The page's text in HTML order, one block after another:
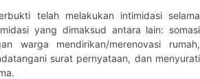
telah melakukan intimidasi selama
yang dimaksud antara lain: somasi
warga mendirikan/merenovasi rumah,
surat pernyataan, dan menyurati